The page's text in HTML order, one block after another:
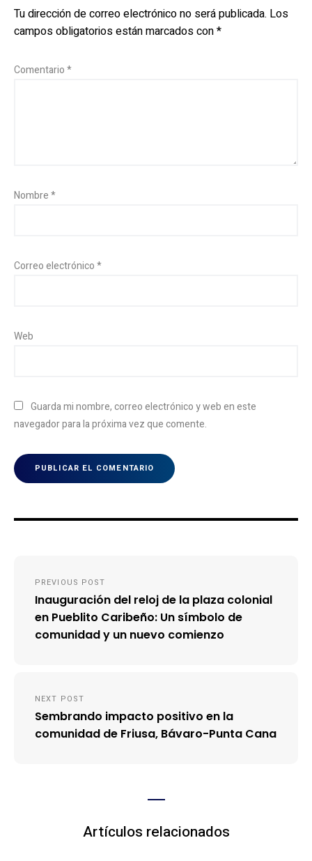
Tu dirección de correo electrónico no será publicada. Los
campos obligatorios están marcados con*
Comentario*
Nombre*
Correo electrónico*
Web
Guarda mi nombre, correo electrónico y web en este
navegador para la próxima vez que comente.
entradas
PREVIOUS POST
Inauguración del reloj de la plaza colonial
en Pueblito Caribeño: Un símbolo de
comunidad y un nuevo comienzo
NEXT POST
Sembrando impacto positivo en la
comunidad de Friusa, Bávaro-Punta Cana
Artículos relacionados